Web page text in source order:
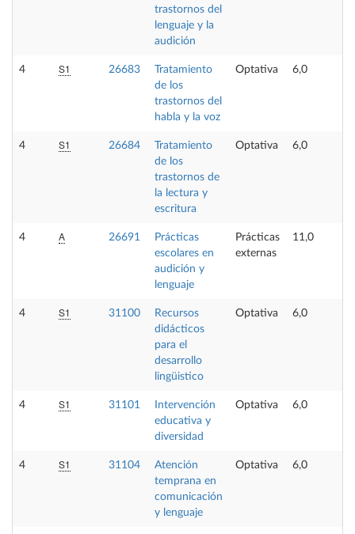
trastornos del
lenguaje y la
audición
4 S1 26683
Tratamiento
de los
trastornos del
habla y la voz
Optativa 6,0
4 S1 26684
Tratamiento
de los
trastornos de
la lectura y
escritura
Optativa 6,0
4 A 26691
Prácticas
escolares en
audición y
lenguaje
Prácticas
externas
11,0
4 S1 31100
Recursos
didácticos
para el
desarrollo
lingüistico
Optativa 6,0
4 S1 31101
Intervención
educativa y
diversidad
Optativa 6,0
4 S1 31104
Atención
temprana en
comunicación
y lenguaje
Optativa 6,0